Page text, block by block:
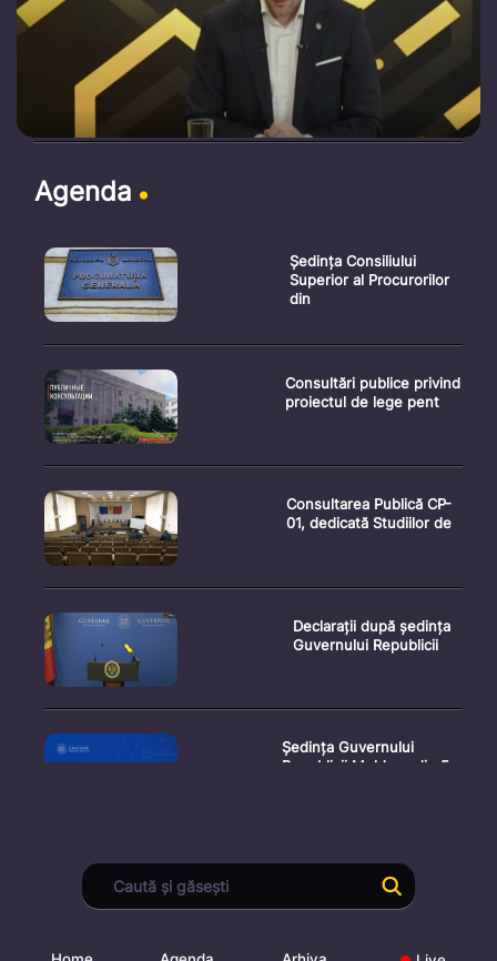
Agenda
Ședința Consiliului
Superior al Procurorilor
din
Consultări publice privind
proiectul de lege pent
Consultarea Publică CP-
01, dedicată Studiilor de
Declarații după ședința
Guvernului Republicii
Ședința Guvernului
Republicii Moldova din 5
Secretarul general al
Guvernului, Alexei Buzu,
est